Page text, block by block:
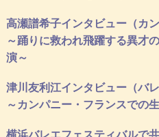
高瀬譜希子インタビュー（カ
～踊りに救われ飛躍する異才
演～
津川友利江インタビュー（バ
～カンパニー・フランスでの
横浜バレエフェスティバルで